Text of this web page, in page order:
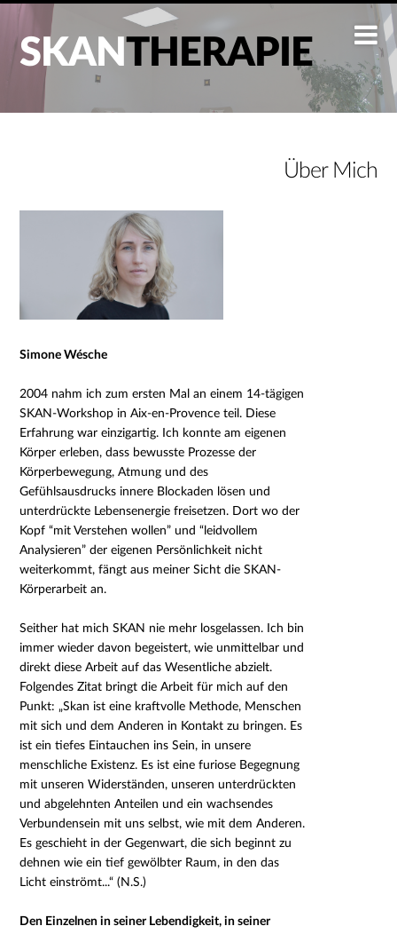
SKANTHERAPIE
Über Mich
Simone Wésche
2004 nahm ich zum ersten Mal an einem 14-tägigen
SKAN-Workshop in Aix-en-Provence teil. Diese
Erfahrung war einzigartig. Ich konnte am eigenen
Körper erleben, dass bewusste Prozesse der
Körperbewegung, Atmung und des
Gefühlsausdrucks innere Blockaden lösen und
unterdrückte Lebensenergie freisetzen. Dort wo der
Kopf “mit Verstehen wollen” und “leidvollem
Analysieren” der eigenen Persönlichkeit nicht
weiterkommt, fängt aus meiner Sicht die SKAN-
Körperarbeit an.
Seither hat mich SKAN nie mehr losgelassen. Ich bin
immer wieder davon begeistert, wie unmittelbar und
direkt diese Arbeit auf das Wesentliche abzielt.
Folgendes Zitat bringt die Arbeit für mich auf den
Punkt: „Skan ist eine kraftvolle Methode, Menschen
mit sich und dem Anderen in Kontakt zu bringen. Es
ist ein tiefes Eintauchen ins Sein, in unsere
menschliche Existenz. Es ist eine furiose Begegnung
mit unseren Widerständen, unseren unterdrückten
und abgelehnten Anteilen und ein wachsendes
Verbundensein mit uns selbst, wie mit dem Anderen.
Es geschieht in der Gegenwart, die sich beginnt zu
dehnen wie ein tief gewölbter Raum, in den das
Licht einströmt...“ (N.S.)
Den Einzelnen in seiner Lebendigkeit, in seiner